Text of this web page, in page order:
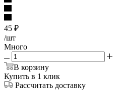
45 ₽
/шт
Много
В корзину
Купить в 1 клик
Рассчитать доставку